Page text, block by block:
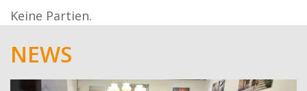
Keine Partien.
NEWS